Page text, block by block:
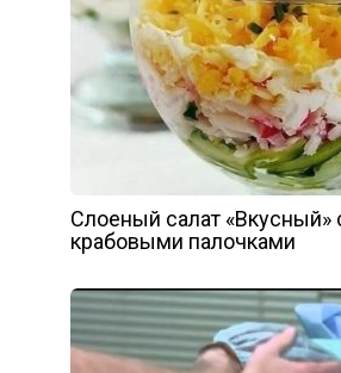
Слоеный салат «Вкусный»
крабовыми палочками